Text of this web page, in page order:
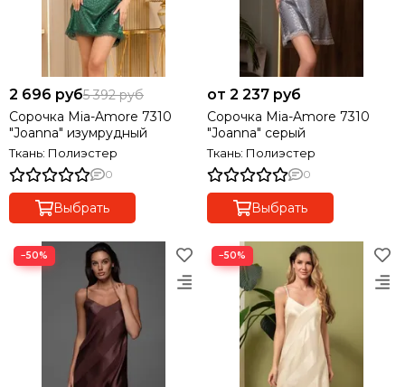
2 696 руб5 392 руб
Сорочка Mia-Amore 7310
"Joanna" изумрудный
Ткань: Полиэстер
0
Выбрать
от 2 237 руб
Сорочка Mia-Amore 7310
"Joanna" серый
Ткань: Полиэстер
0
Выбрать
−50% −50%